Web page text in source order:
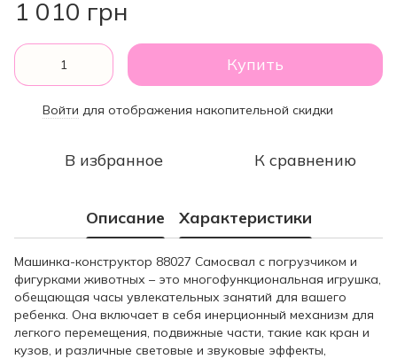
1 010 грн
Купить
Войти для отображения накопительной скидки
В избранное К сравнению
Описание Характеристики
Машинка-конструктор 88027 Самосвал с погрузчиком и
фигурками животных – это многофункциональная игрушка,
обещающая часы увлекательных занятий для вашего
ребенка. Она включает в себя инерционный механизм для
легкого перемещения, подвижные части, такие как кран и
кузов, и различные световые и звуковые эффекты,